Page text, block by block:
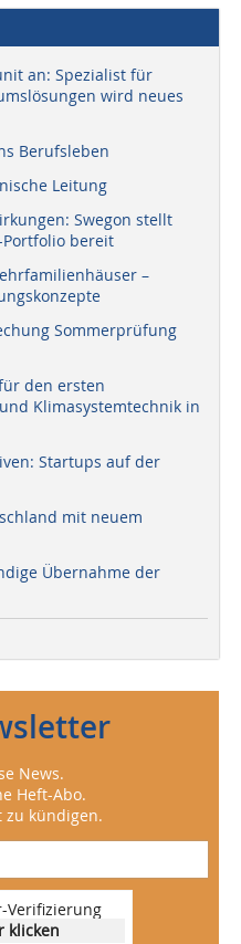
an: Spezialist für
wird neues
Berufsleben
Leitung
Swegon stellt
Portfolio bereit
–
Sommerprüfung
den ersten
Klimasystemtechnik in
Startups auf der
mit neuem
Übernahme der
News.
Heft-Abo.
kündigen.
Verifizierung
klicken